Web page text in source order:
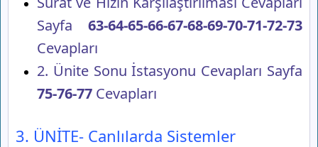
Sayfa 63-64-65-66-67-68-69-70-71-72-73
Cevapları
2. Ünite Sonu İstasyonu Cevapları Sayfa
75-76-77 Cevapları
3. ÜNİTE- Canlılarda Sistemler